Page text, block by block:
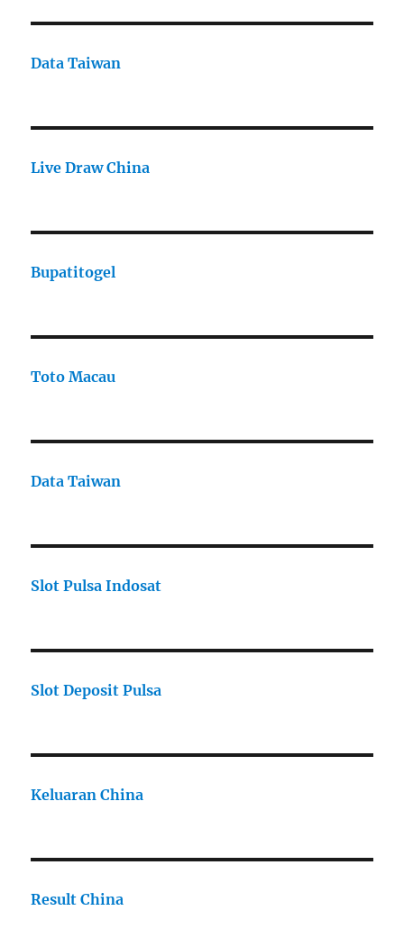
Data Taiwan
Live Draw China
Bupatitogel
Toto Macau
Data Taiwan
Slot Pulsa Indosat
Slot Deposit Pulsa
Keluaran China
Result China